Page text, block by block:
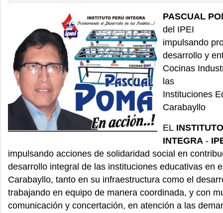
PASCUAL
del IPEI
impulsando
desarrollo y
Cocinas
las
Instituciones
Carabayllo
EL
INTEGRA -
impulsando acciones de solidaridad social en
desarrollo integral de las instituciones educativas en
Carabayllo, tanto en su infraestructura como el
trabajando en equipo de manera coordinada, y con
comunicación y concertación, en atención a las